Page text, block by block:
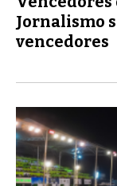
Jornalismo
vencedores